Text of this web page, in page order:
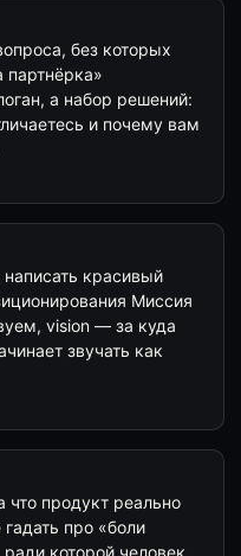
без которых
партнёрка»
а набор решений:
и почему вам
красивый
Миссия
vision — за куда
звучать как
что продукт реально
про «боли
которой человек